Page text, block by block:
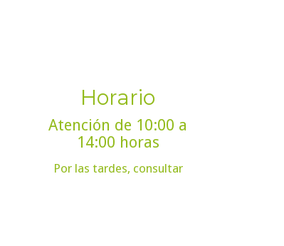
Horario
Atención de 10:00 a
14:00 horas
Por las tardes, consultar